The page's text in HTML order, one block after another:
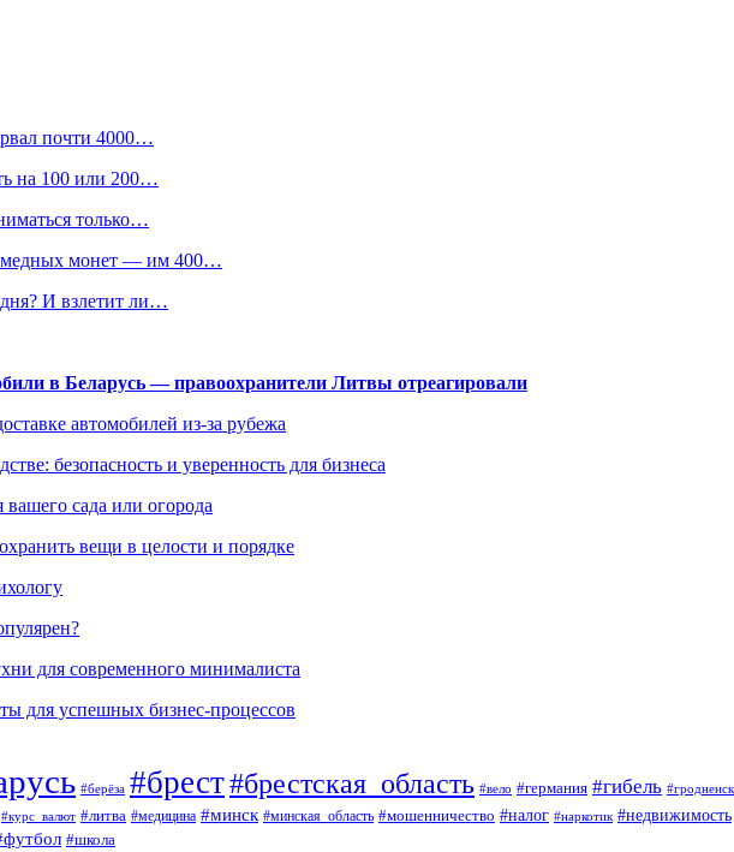
почти 4000…
на 100 или 200…
только…
медных монет — им 400…
И взлетит ли…
в Беларусь — правоохранители Литвы отреагировали
автомобилей из-за рубежа
безопасность и уверенность для бизнеса
сада или огорода
вещи в целости и порядке
для современного минималиста
для успешных бизнес-процессов
#берёза #брест#брестская_область #вело #германия #гибель
#курс_валют #литва #медицина #минск #минская_область #мошенничество #налог #наркотик #недвижимость
#школа